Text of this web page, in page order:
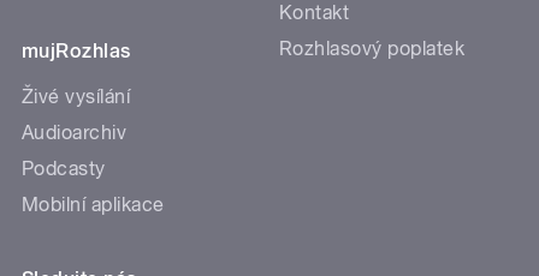
mujRozhlas
Živé vysílání
Audioarchiv
Podcasty
Mobilní aplikace
Kontakt
Rozhlasový poplatek